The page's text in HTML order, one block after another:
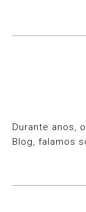
Durante anos,
Blog, falamos